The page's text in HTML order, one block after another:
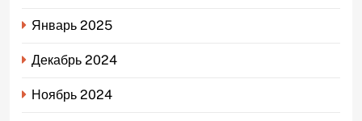
Январь 2025
Декабрь 2024
Ноябрь 2024